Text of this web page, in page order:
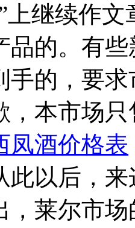
上继续作
品的。有
手的，要
，本市场
凤酒价格表
此以后，
，莱尔市